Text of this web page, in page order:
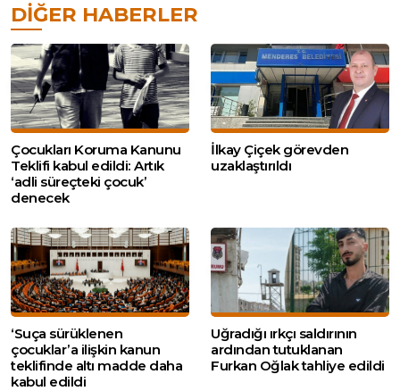
DIĞER HABERLER
Çocukları Koruma Kanunu
Teklifi kabul edildi: Artık
‘adli süreçteki çocuk’
denecek
İlkay Çiçek görevden
uzaklaştırıldı
‘Suça sürüklenen
çocuklar’a ilişkin kanun
teklifinde altı madde daha
kabul edildi
Uğradığı ırkçı saldırının
ardından tutuklanan
Furkan Oğlak tahliye edildi